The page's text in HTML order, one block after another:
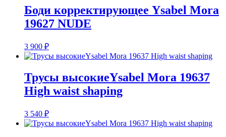
Боди корректирующее Ysabel Mora
19627 NUDE
3 900 ₽
Трусы высокиеYsabel Mora 19637
High waist shaping
3 540 ₽